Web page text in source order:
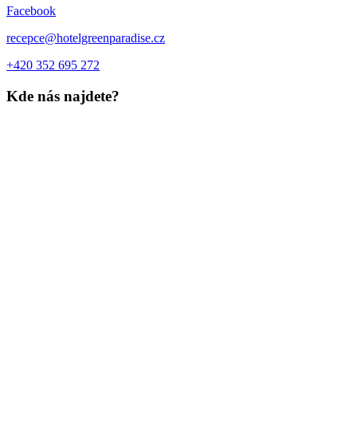
Facebook
recepce@hotelgreenparadise.cz
+420 352 695 272
Kde nás najdete?